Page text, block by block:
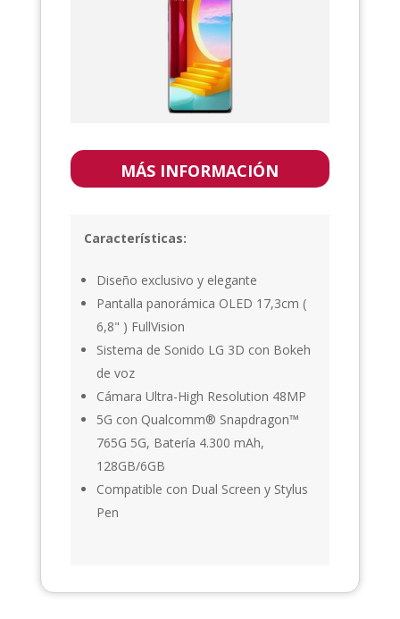
MÁS INFORMACIÓN
Características:
Diseño exclusivo y elegante
Pantalla panorámica OLED 17,3cm (
6,8" ) FullVision
Sistema de Sonido LG 3D con Bokeh
de voz
Cámara Ultra-High Resolution 48MP
5G con Qualcomm® Snapdragon™
765G 5G, Batería 4.300 mAh,
128GB/6GB
Compatible con Dual Screen y Stylus
Pen